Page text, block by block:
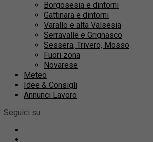
Borgosesia e dintorni
Gattinara e dintorni
Varallo e alta Valsesia
Serravalle e Grignasco
Sessera, Trivero, Mosso
Fuori zona
Novarese
Meteo
Idee & Consigli
Annunci Lavoro
Seguici su